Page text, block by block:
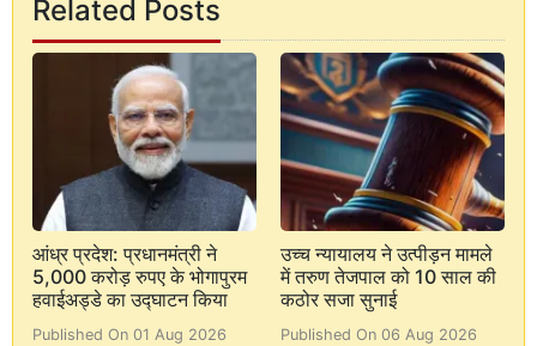
Related Posts
आंध्र प्रदेश: प्रधानमंत्री ने
5,000 करोड़ रुपए के भोगापुरम
हवाईअड्डे का उद्घाटन किया
Published On 01 Aug 2026
उच्च न्यायालय ने उत्पीड़न मामले
में तरुण तेजपाल को 10 साल की
कठोर सजा सुनाई
Published On 06 Aug 2026